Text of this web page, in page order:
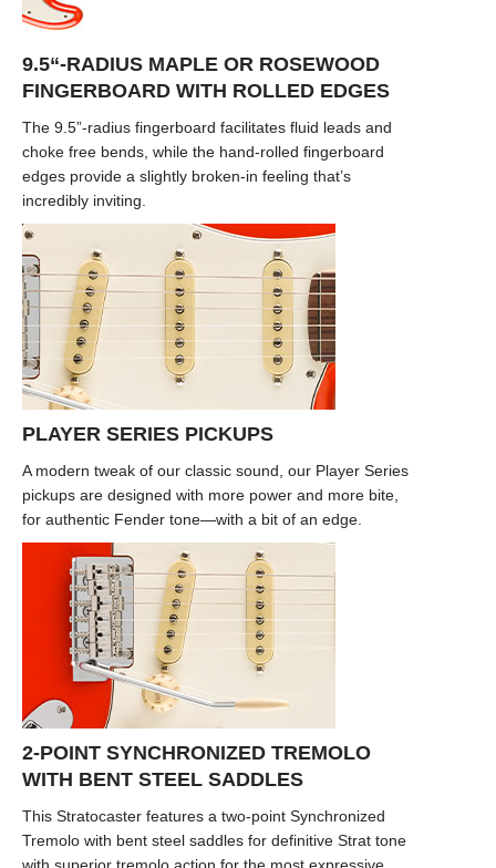
9.5“-RADIUS MAPLE OR ROSEWOOD
FINGERBOARD WITH ROLLED EDGES
The 9.5”-radius fingerboard facilitates fluid leads and
choke free bends, while the hand-rolled fingerboard
edges provide a slightly broken-in feeling that’s
incredibly inviting.
PLAYER SERIES PICKUPS
A modern tweak of our classic sound, our Player Series
pickups are designed with more power and more bite,
for authentic Fender tone—with a bit of an edge.
2-POINT SYNCHRONIZED TREMOLO
WITH BENT STEEL SADDLES
This Stratocaster features a two-point Synchronized
Tremolo with bent steel saddles for definitive Strat tone